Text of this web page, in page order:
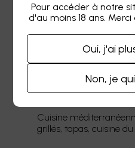
Pour accéder à notre
d'au moins 18 ans.
Oui, j'ai
Non, je
Vinification parcellaire
béton, élevage de 18
fûts, puis assemblage
mise en bouteille.
ACCORDS
Cuisine
grillés, tapas, cuisine